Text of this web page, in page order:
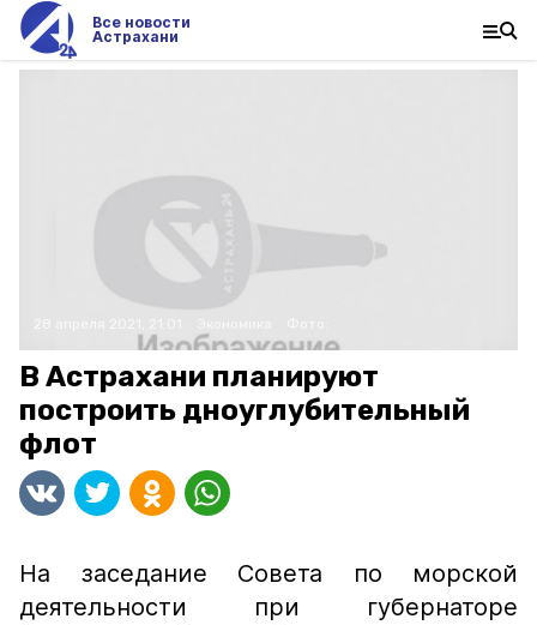
Все новости
Астрахани
В Астрахани планируют
построить дноуглубительный
флот
На заседание Совета по морской
деятельности при губернаторе